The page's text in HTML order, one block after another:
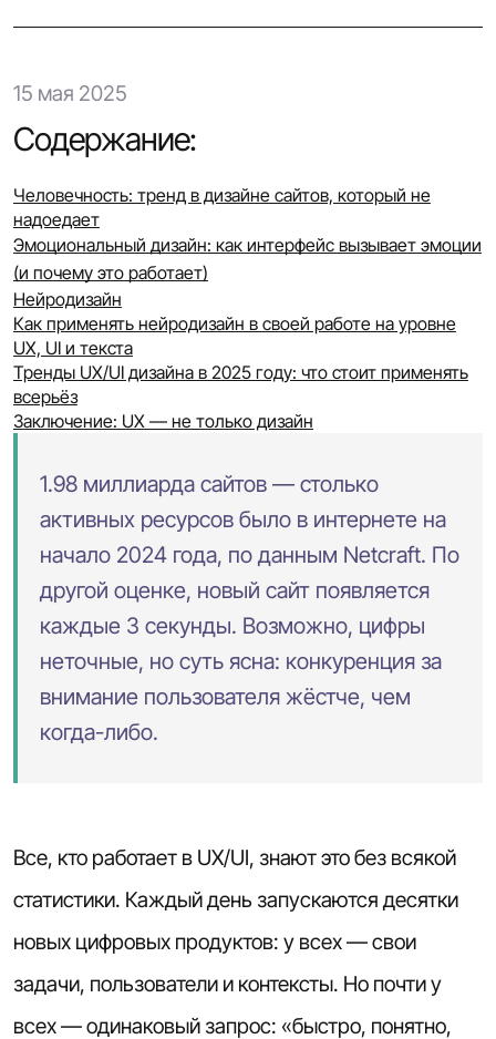
15 мая 2025
1.98 миллиарда сайтов — столько
активных ресурсов было в интернете на
начало 2024 года, по данным Netcraft. По
другой оценке, новый сайт появляется
каждые 3 секунды. Возможно, цифры
неточные, но суть ясна: конкуренция за
внимание пользователя жёстче, чем
когда-либо.
Все, кто работает в UX/UI, знают это без всякой
статистики. Каждый день запускаются десятки
новых цифровых продуктов: у всех — свои
задачи, пользователи и контексты. Но почти у
всех — одинаковый запрос: «быстро, понятно,
Содержание:
Человечность: тренд в дизайне сайтов, который не
надоедает
Эмоциональный дизайн: как интерфейс вызывает эмоции
(и почему это работает)
Нейродизайн
Как применять нейродизайн в своей работе на уровне
UX, UI и текста
Тренды UX/UI дизайна в 2025 году: что стоит применять
всерьёз
Заключение: UX — не только дизайн